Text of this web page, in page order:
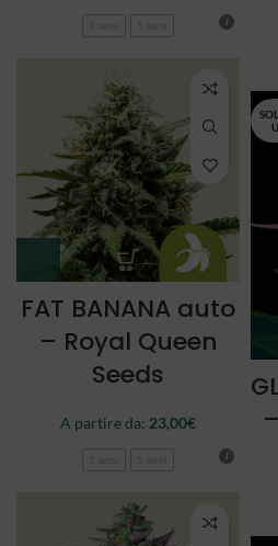
FAT BANANA auto
– Royal Queen
Seeds
A partire da: 23,00€